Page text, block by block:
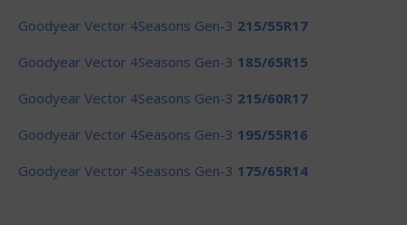
Goodyear Vector 4Seasons Gen-3 215/55R17
Goodyear Vector 4Seasons Gen-3 185/65R15
Goodyear Vector 4Seasons Gen-3 215/60R17
Goodyear Vector 4Seasons Gen-3 195/55R16
Goodyear Vector 4Seasons Gen-3 175/65R14